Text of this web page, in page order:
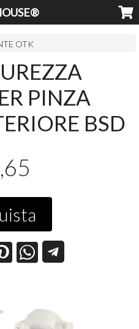
OTK
PINZA
BSD
,65